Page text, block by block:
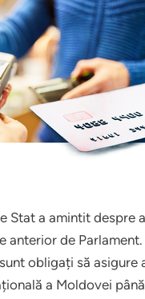
Stat a amintit despre
anterior de
obligați să
a Moldovei până